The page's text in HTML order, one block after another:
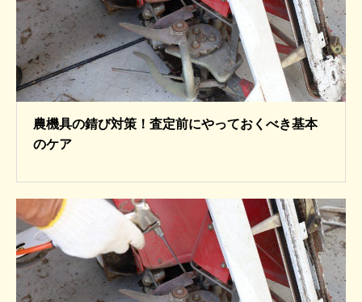
農機具の錆び対策！査定前にやっておくべき基本
のケア